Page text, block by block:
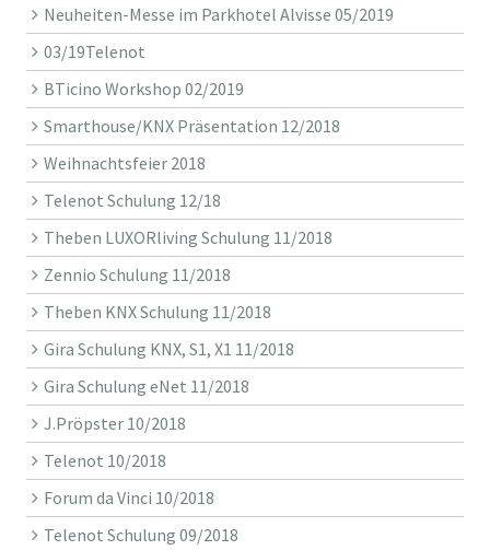
Neuheiten-Messe im Parkhotel Alvisse 05/2019
03/19Telenot
BTicino Workshop 02/2019
Smarthouse/KNX Präsentation 12/2018
Weihnachtsfeier 2018
Telenot Schulung 12/18
Theben LUXORliving Schulung 11/2018
Zennio Schulung 11/2018
Theben KNX Schulung 11/2018
Gira Schulung KNX, S1, X1 11/2018
Gira Schulung eNet 11/2018
J.Pröpster 10/2018
Telenot 10/2018
Forum da Vinci 10/2018
Telenot Schulung 09/2018